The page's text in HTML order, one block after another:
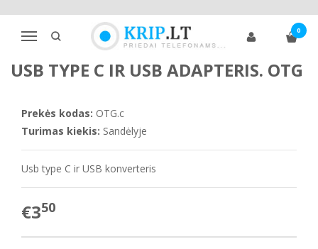
Navigacija
0
Pagrindinis Telefonų priedai Telefonų laidai
OTG
USB type C ir USB adapteris. OTG
USB TYPE C IR USB ADAPTERIS. OTG
Prekės kodas: OTG.c
Turimas kiekis: Sandėlyje
Usb type C ir USB konverteris
€350